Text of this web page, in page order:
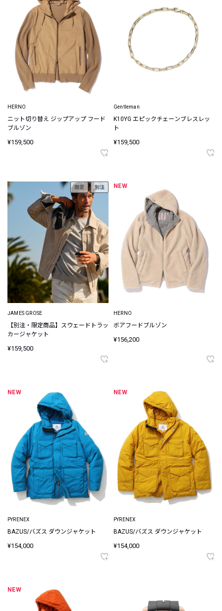
HERNO
ニット切り替え ジップアップ フード
ブルゾン
¥159,500
Gentleman
K10YG エピックチェーンブレスレッ
ト
¥159,500
限定 別注
JAMES GROSE
【別注・限定商品】スウェードトラッ
カージャケット
¥159,500
NEW
HERNO
ボアフードブルゾン
¥156,200
NEW
PYRENEX
BAZUS/バズス ダウンジャケット
¥154,000
NEW
PYRENEX
BAZUS/バズス ダウンジャケット
¥154,000
NEW